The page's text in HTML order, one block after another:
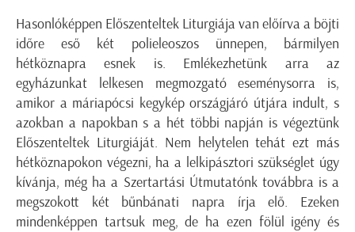
Hasonlóképpen Előszenteltek Liturgiája van előírva a böjti
időre eső két polieleoszos ünnepen, bármilyen
hétköznapra esnek is. Emlékezhetünk arra az
egyházunkat lelkesen megmozgató eseménysorra is,
amikor a máriapócsi kegykép országjáró útjára indult, s
azokban a napokban s a hét többi napján is végeztünk
Előszenteltek Liturgiáját. Nem helytelen tehát ezt más
hétköznapokon végezni, ha a lelkipásztori szükséglet úgy
kívánja, még ha a Szertartási Útmutatónk továbbra is a
megszokott két bűnbánati napra írja elő. Ezeken
mindenképpen tartsuk meg, de ha ezen fölül igény és